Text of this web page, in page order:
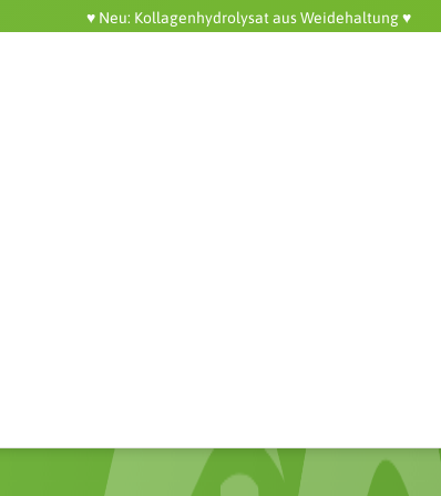
♥️ Neu: Kollagenhydrolysat aus Weidehaltung ♥️